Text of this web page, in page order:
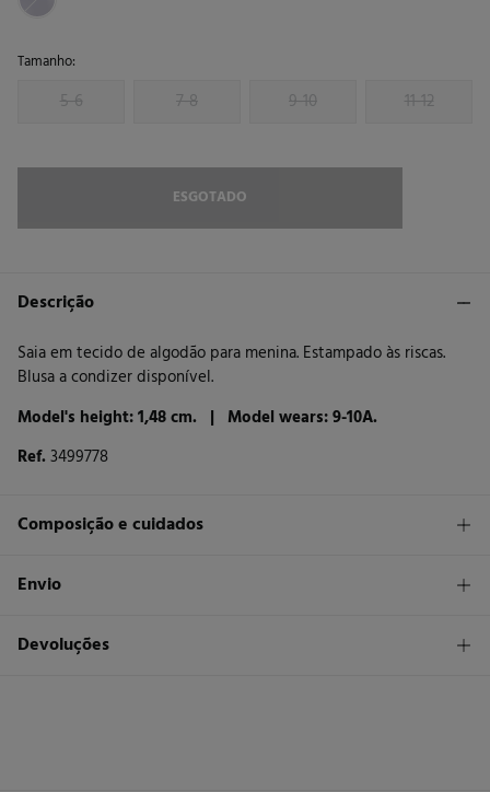
Tamanho:
5-6 7-8 9-10 11-12
ESGOTADO
Descrição
Saia em tecido de algodão para menina. Estampado às riscas.
Blusa a condizer disponível.
Model's height: 1,48 cm. | Model wears: 9-10A.
Ref.3499778
Composição e cuidados
Composição
Cuidados
Envio
STANDARD
Devoluções